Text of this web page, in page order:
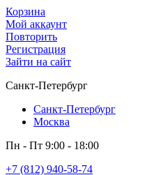
Корзина
Мой аккаунт
Повторить
Регистрация
Зайти на сайт
Санкт-Петербург
Санкт-Петербург
Москва
Пн - Пт 9:00 - 18:00
+7 (812) 940-58-74